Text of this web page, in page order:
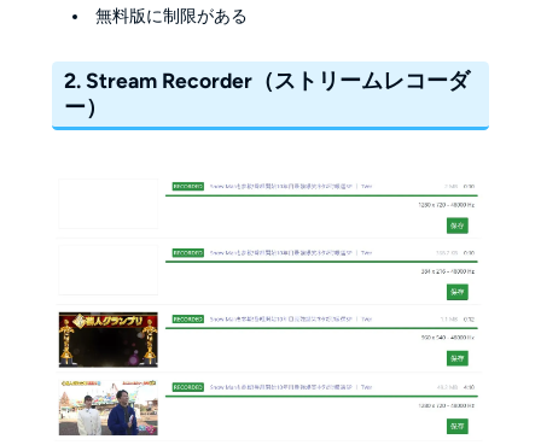
無料版に制限がある
2. Stream Recorder（ストリームレコーダ
ー）